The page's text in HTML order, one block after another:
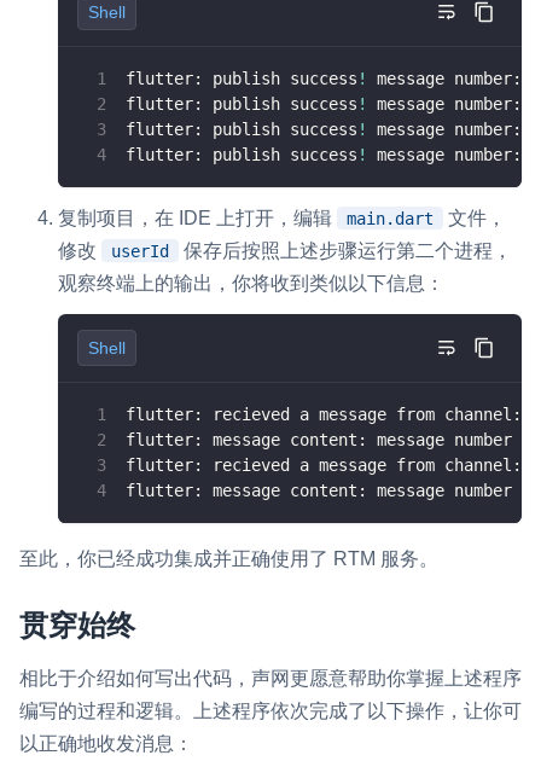
Shell
flutter: publish success !
message number:0
flutter: publish success !
message number:1
flutter: publish success !
message number:2
flutter: publish success ! message number:3
复制项目，在 IDE 上打开，编辑 main.dart
文件，
修改
userId
保存后按照上述步骤运行第二个进程，
观察终端上的输出，你将收到类似以下信息：
Shell
flutter: recieved a message from
flutter: message content: message number
flutter: recieved a message from
flutter: message content: message number
至此，你已经成功集成并正确使用了 RTM 服务。
贯穿始终
相比于介绍如何写出代码，声网更愿意帮助你掌握上述程序
编写的过程和逻辑。上述程序依次完成了以下操作，让你可
以正确地收发消息：